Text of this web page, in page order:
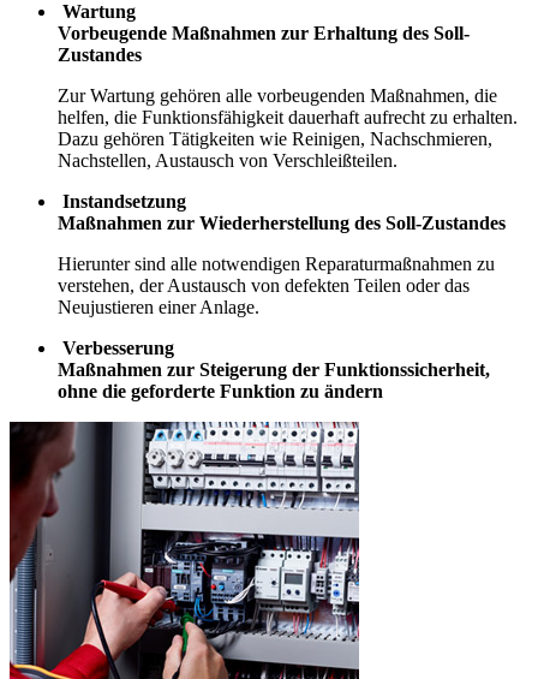
Wartung
Vorbeugende Maßnahmen zur Erhaltung des Soll-
Zustandes
Zur Wartung gehören alle vorbeugenden Maßnahmen, die
helfen, die Funktionsfähigkeit dauerhaft aufrecht zu erhalten.
Dazu gehören Tätigkeiten wie Reinigen, Nachschmieren,
Nachstellen, Austausch von Verschleißteilen.
Instandsetzung
Maßnahmen zur Wiederherstellung des Soll-Zustandes
Hierunter sind alle notwendigen Reparaturmaßnahmen zu
verstehen, der Austausch von defekten Teilen oder das
Neujustieren einer Anlage.
Verbesserung
Maßnahmen zur Steigerung der Funktionssicherheit,
ohne die geforderte Funktion zu ändern